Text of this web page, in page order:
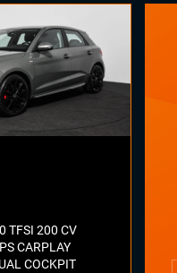
TFSI 200 CV
CARPLAY
COCKPIT